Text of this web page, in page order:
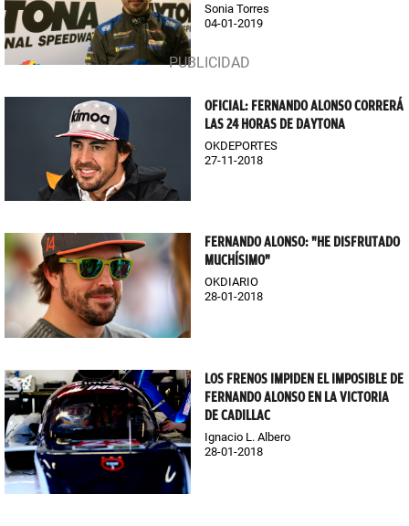
Sonia Torres
04-01-2019
OFICIAL: FERNANDO ALONSO CORRERÁ
LAS 24 HORAS DE DAYTONA
OKDEPORTES
27-11-2018
FERNANDO ALONSO: "HE DISFRUTADO
MUCHÍSIMO"
OKDIARIO
28-01-2018
LOS FRENOS IMPIDEN EL IMPOSIBLE DE
FERNANDO ALONSO EN LA VICTORIA
DE CADILLAC
Ignacio L. Albero
28-01-2018